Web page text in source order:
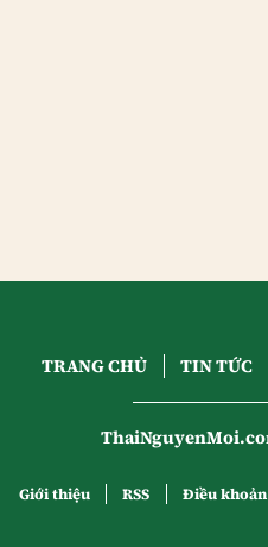
TRANG CHỦ TIN TỨC
Giới thiệu RSS Điều